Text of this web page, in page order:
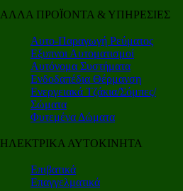
ΑΛΛΑ ΠΡΟΪΟΝΤΑ & ΥΠΗΡΕΣΙΕΣ
Αυτο-Παραγωγή Ρεύματος
Εξυπνοι Αυτοματισμοί
Αυτόνομα Συστήματα
Ενδοδαπέδια Θέρμανση
Ενεργειακά Τζάκια/Σόμπες/
Σώματα
Φυτεμένα Δώματα
ΗΛΕΚΤΡΙΚΑ ΑΥΤΟΚΙΝΗΤΑ
Επιβατικά
Επαγγελματικά